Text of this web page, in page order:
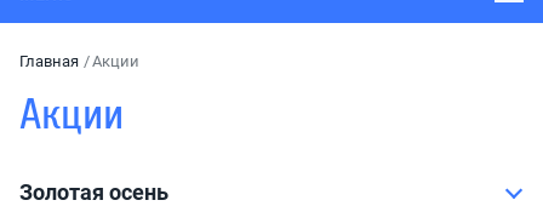
Главная Акции
Акции
Золотая осень